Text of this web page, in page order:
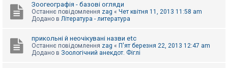
м
г
Зоогеографія - базові огляди
Останнє повідомлення zag « Чет квітня 11, 2013 11:58 am
Додано в Література - литература
прикольні й неочікувані назви etc
Останнє повідомлення zag « П'ят березня 22, 2013 12:47 am
Додано в Зоологічний анекдот. Фіглі